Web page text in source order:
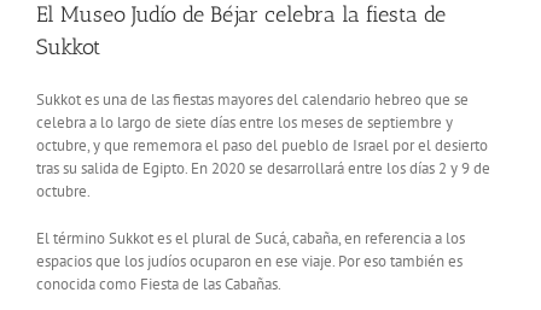
El Museo Judío de Béjar celebra la fiesta de
Sukkot
Sukkot es una de las fiestas mayores del calendario hebreo que se
celebra a lo largo de siete días entre los meses de septiembre y
octubre, y que rememora el paso del pueblo de Israel por el desierto
tras su salida de Egipto. En 2020 se desarrollará entre los días 2 y 9 de
octubre.
El término Sukkot es el plural de Sucá, cabaña, en referencia a los
espacios que los judíos ocuparon en ese viaje. Por eso también es
conocida como Fiesta de las Cabañas.